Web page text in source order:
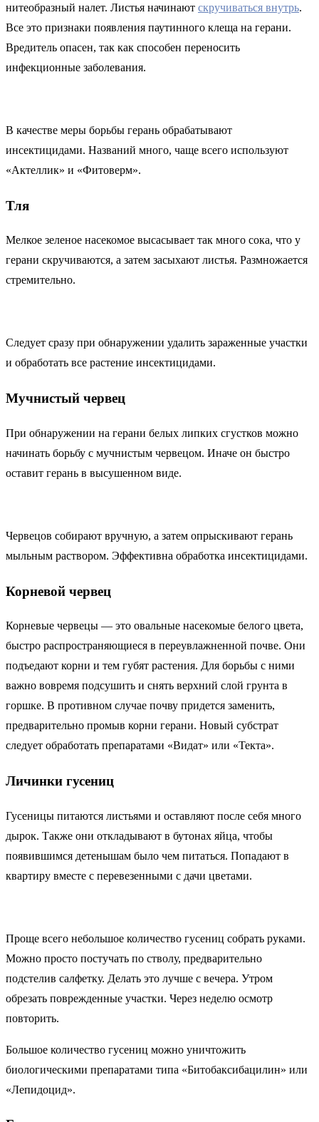
нитеобразный налет. Листья начинают скручиваться внутрь.
Все это признаки появления паутинного клеща на герани.
Вредитель опасен, так как способен переносить
инфекционные заболевания.
В качестве меры борьбы герань обрабатывают
инсектицидами. Названий много, чаще всего используют
«Актеллик» и «Фитоверм».
Тля
Мелкое зеленое насекомое высасывает так много сока, что у
герани скручиваются, а затем засыхают листья. Размножается
стремительно.
Следует сразу при обнаружении удалить зараженные участки
и обработать все растение инсектицидами.
Мучнистый червец
При обнаружении на герани белых липких сгустков можно
начинать борьбу с мучнистым червецом. Иначе он быстро
оставит герань в высушенном виде.
Червецов собирают вручную, а затем опрыскивают герань
мыльным раствором. Эффективна обработка инсектицидами.
Корневой червец
Корневые червецы — это овальные насекомые белого цвета,
быстро распространяющиеся в переувлажненной почве. Они
подъедают корни и тем губят растения. Для борьбы с ними
важно вовремя подсушить и снять верхний слой грунта в
горшке. В противном случае почву придется заменить,
предварительно промыв корни герани. Новый субстрат
следует обработать препаратами «Видат» или «Текта».
Личинки гусениц
Гусеницы питаются листьями и оставляют после себя много
дырок. Также они откладывают в бутонах яйца, чтобы
появившимся детенышам было чем питаться. Попадают в
квартиру вместе с перевезенными с дачи цветами.
Проще всего небольшое количество гусениц собрать руками.
Можно просто постучать по стволу, предварительно
подстелив салфетку. Делать это лучше с вечера. Утром
обрезать поврежденные участки. Через неделю осмотр
повторить.
Большое количество гусениц можно уничтожить
биологическими препаратами типа «Битобаксибацилин» или
«Лепидоцид».